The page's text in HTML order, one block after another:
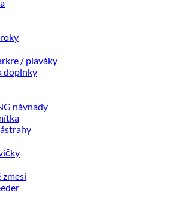
/ plaváky
doplnky
návnady